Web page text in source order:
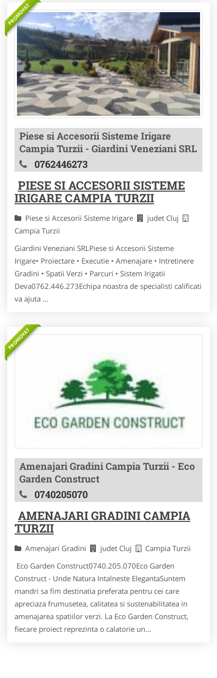
PROMOVAT
Piese si Accesorii Sisteme Irigare
Campia Turzii - Giardini Veneziani SRL
0762446273
PIESE SI ACCESORII SISTEME
IRIGARE CAMPIA TURZII
Piese si Accesorii Sisteme Irigare
judet Cluj
Campia Turzii
Giardini Veneziani SRLPiese si Accesorii Sisteme
Irigare• Proiectare • Executie • Amenajare • Intretinere
Gradini • Spatii Verzi • Parcuri • Sistem Irigatii
Deva0762.446.273Echipa noastra de specialisti calificati
va ajuta ...
PROMOVAT
Amenajari Gradini Campia Turzii - Eco
Garden Construct
0740205070
AMENAJARI GRADINI CAMPIA
TURZII
Amenajari Gradini judet Cluj
Campia Turzii
Eco Garden Construct0740.205.070Eco Garden
Construct - Unde Natura Intalneste ElegantaSuntem
mandri sa fim destinatia preferata pentru cei care
apreciaza frumusetea, calitatea si sustenabilitatea in
amenajarea spatiilor verzi. La Eco Garden Construct,
fiecare proiect reprezinta o calatorie un...